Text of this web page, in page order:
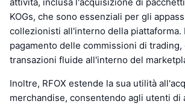
KOGs, che sono essenziali per gli
collezionisti all'interno della piattaforma.
pagamento delle commissioni di trading,
transazioni fluide all'interno del
Inoltre, RFOX estende la sua utilità
merchandise, consentendo agli utenti di